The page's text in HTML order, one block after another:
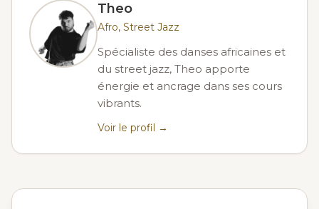
Theo
Afro, Street Jazz
Spécialiste des danses africaines et
du street jazz, Theo apporte
énergie et ancrage dans ses cours
vibrants.
Voir le profil →